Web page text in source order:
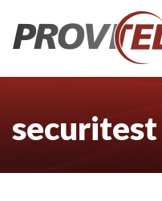
securitest